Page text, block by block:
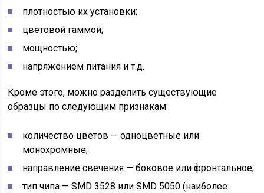
плотностью их установки;
цветовой гаммой;
мощностью;
напряжением питания и т.д.
Кроме этого, можно разделить существующие
образцы по следующим признакам:
количество цветов — одноцветные или
монохромные;
направление свечения — боковое или фронтальное;
тип чипа — SMD 3528 или SMD 5050 (наиболее